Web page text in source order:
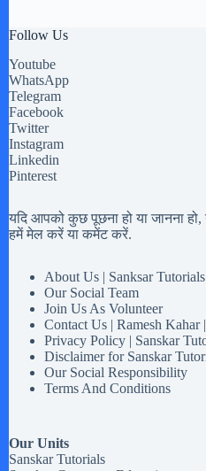
Follow Us
Youtube
WhatsApp
Telegram
Facebook
Twitter
Instagram
Linkedin
Pinterest
यदि आपको कुछ पूछना हो या जानना
हमें मेल करें या कमेंट करें.
About Us | Sanksar
Our Social Team
Join Us As Volunteer
Contact Us | Ramesh Kahar
Privacy Policy | Sanskar
Disclaimer for Sanskar
Our Social Responsibility
Terms And Conditions
Our Units
Sanskar Tutorials